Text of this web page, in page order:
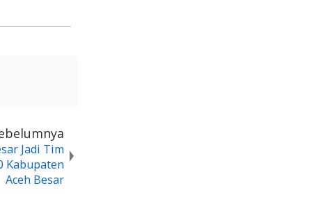
Jadi Tim
Kabupaten
Aceh Besar